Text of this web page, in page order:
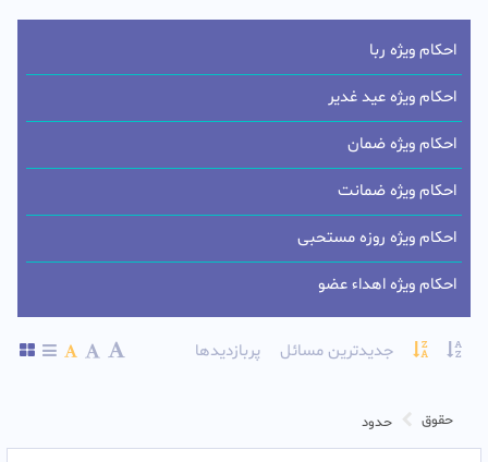
جدیدترین مسائل پربازدیدها
حقوق حدود
احکام ویژه ربا
احکام ویژه عید غدیر
احکام ویژه ضمان
احکام ویژه ضمانت
احکام ویژه روزه مستحبی
احکام ویژه اهداء عضو